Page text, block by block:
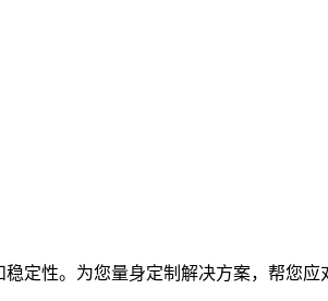
定性。为您量身定制解决方案，帮您应